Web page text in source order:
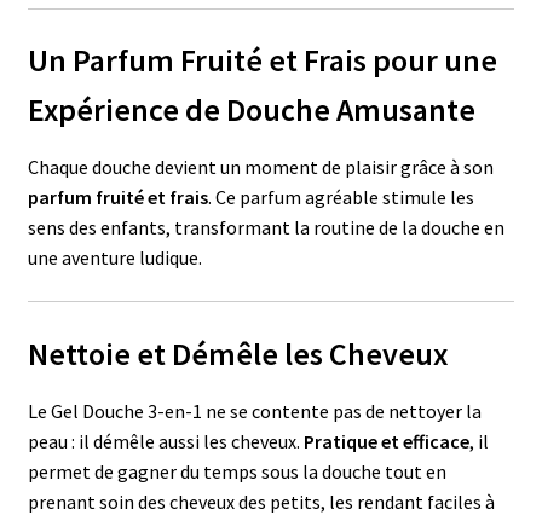
Un Parfum Fruité et Frais pour une
Expérience de Douche Amusante
Chaque douche devient un moment de plaisir grâce à son
parfum fruité et frais. Ce parfum agréable stimule les
sens des enfants, transformant la routine de la douche en
une aventure ludique.
Nettoie et Démêle les Cheveux
Le Gel Douche 3-en-1 ne se contente pas de nettoyer la
peau : il démêle aussi les cheveux. Pratique et efficace, il
permet de gagner du temps sous la douche tout en
prenant soin des cheveux des petits, les rendant faciles à